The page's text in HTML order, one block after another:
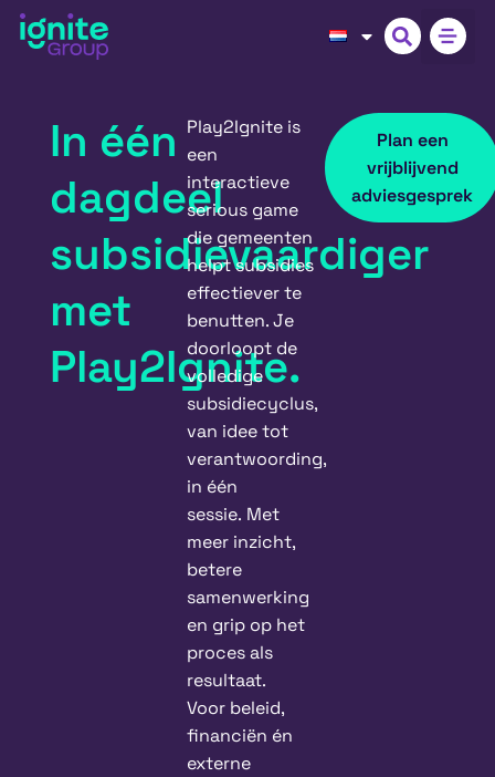
In één
dagdeel
subsidievaardiger
met
Play2Ignite.
Play2Ignite is
een
interactieve
serious game
die gemeenten
helpt subsidies
effectiever te
benutten. Je
doorloopt de
volledige
subsidiecyclus,
van idee tot
verantwoording,
in één
sessie. Met
meer inzicht,
betere
samenwerking
en grip op het
proces als
resultaat.
Voor beleid,
financiën én
externe
Plan een
vrijblijvend
adviesgesprek